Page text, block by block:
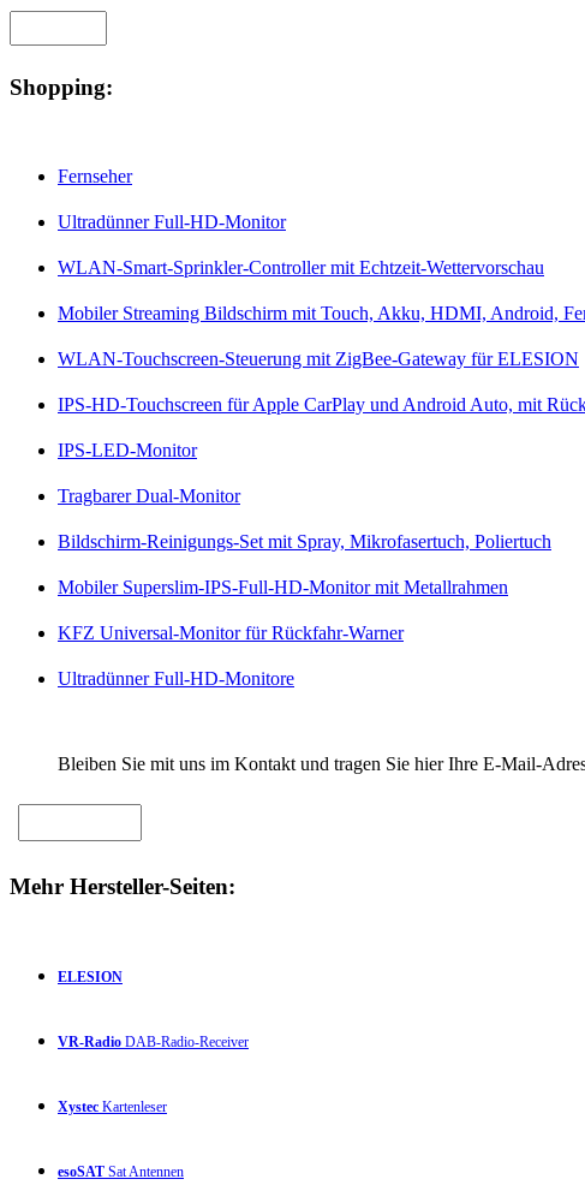
Shopping:
Fernseher
Ultradünner Full-HD-Monitor
WLAN-Smart-Sprinkler-Controller mit Echtzeit-Wettervorschau
Mobiler Streaming Bildschirm mit Touch, Akku, HDMI, Android,
WLAN-Touchscreen-Steuerung mit ZigBee-Gateway für ELESION
IPS-HD-Touchscreen für Apple CarPlay und Android Auto, mit
IPS-LED-Monitor
Tragbarer Dual-Monitor
Bildschirm-Reinigungs-Set mit Spray, Mikrofasertuch, Poliertuch
Mobiler Superslim-IPS-Full-HD-Monitor mit Metallrahmen
KFZ Universal-Monitor für Rückfahr-Warner
Ultradünner Full-HD-Monitore
Bleiben Sie mit uns im Kontakt und tragen Sie hier Ihre E-Mail-
Mehr Hersteller-Seiten:
ELESION
VR-Radio DAB-Radio-Receiver
Xystec Kartenleser
esoSAT Sat Antennen